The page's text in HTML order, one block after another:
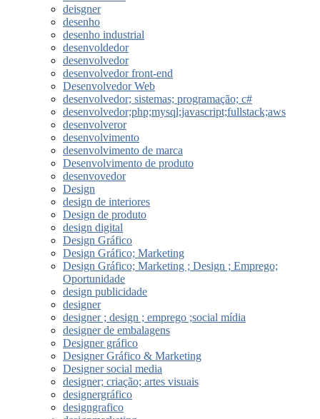
deisgner
desenho
desenho industrial
desenvoldedor
desenvolvedor
desenvolvedor front-end
Desenvolvedor Web
desenvolvedor; sistemas; programação; c#
desenvolvedor;php;mysql;javascript;fullstack;aws
desenvolveror
desenvolvimento
desenvolvimento de marca
Desenvolvimento de produto
desenvovedor
Design
design de interiores
Design de produto
design digital
Design Gráfico
Design Gráfico; Marketing
Design Gráfico; Marketing ; Design ; Emprego;
Oportunidade
design publicidade
designer
designer ; design ; emprego ;social mídia
designer de embalagens
Designer gráfico
Designer Gráfico & Marketing
Designer social media
designer; criação; artes visuais
designergráfico
designgrafico